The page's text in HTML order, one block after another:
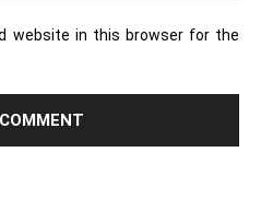
website in this browser for the